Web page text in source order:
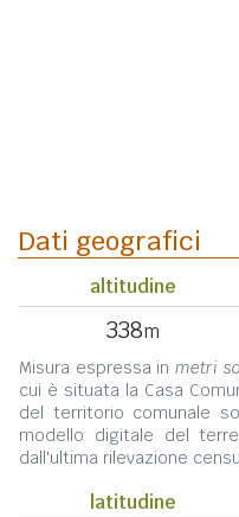
Dati geografici
altitudine
338m
Misura espressa in metri
cui è situata la Casa
del territorio comunale
modello digitale del
dall'ultima rilevazione
latitudine